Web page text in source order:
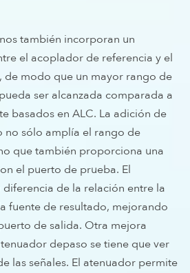
también incorporan un
el acoplador de referencia y el
modo que un mayor rango de
ser alcanzada comparada a
basados en ALC. La adición de
no sólo amplía el rango de
que también proporciona una
el puerto de prueba. El
de la relación entre la
fuente de resultado, mejorando
de salida. Otra mejora
depaso se tiene que ver
las señales. El atenuador permite